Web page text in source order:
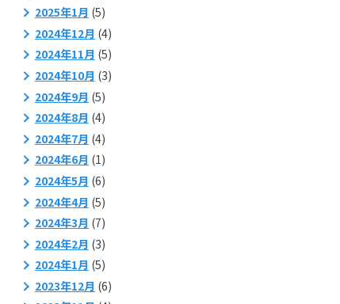
2025年1月 (5)
2024年12月 (4)
2024年11月 (5)
2024年10月 (3)
2024年9月 (5)
2024年8月 (4)
2024年7月 (4)
2024年6月 (1)
2024年5月 (6)
2024年4月 (5)
2024年3月 (7)
2024年2月 (3)
2024年1月 (5)
2023年12月 (6)